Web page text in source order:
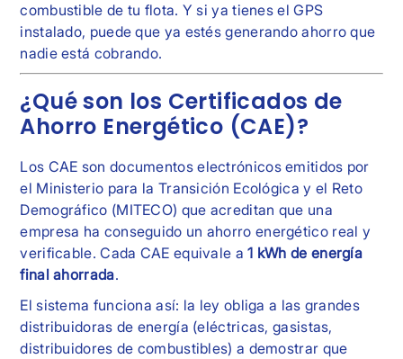
combustible de tu flota. Y si ya tienes el GPS
instalado, puede que ya estés generando ahorro que
nadie está cobrando.
¿Qué son los Certificados de
Ahorro Energético (CAE)?
Los CAE son documentos electrónicos emitidos por
el Ministerio para la Transición Ecológica y el Reto
Demográfico (MITECO) que acreditan que una
empresa ha conseguido un ahorro energético real y
verificable. Cada CAE equivale a1 kWh de energía
final ahorrada.
El sistema funciona así: la ley obliga a las grandes
distribuidoras de energía (eléctricas, gasistas,
distribuidores de combustibles) a demostrar que